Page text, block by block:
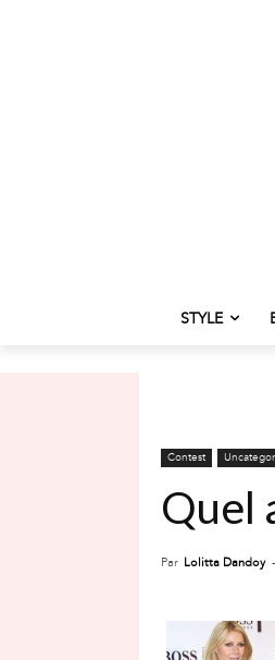
STYLE
Contest
Quel
Par Lolitta Dandoy -